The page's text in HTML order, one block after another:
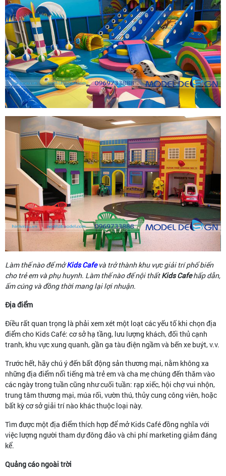
Làm thế nào để mởKids Cafevà trở thành khu vực giải trí phổ biến
cho trẻ em và phụ huynh. Làm thế nào để nội thấtKids Cafehấp dẫn,
ấm cúng và đồng thời mang lại lợi nhuận.
Địa điểm
Điều rất quan trọng là phải xem xét một loạt các yếu tố khi chọn địa
điểm cho Kids Café: cơ sở hạ tầng, lưu lượng khách, đối thủ cạnh
tranh, khu vực xung quanh, gần ga tàu điện ngầm và bến xe buýt, v.v.
Trước hết, hãy chú ý đến bất động sản thương mại, nằm không xa
những địa điểm nổi tiếng mà trẻ em và cha mẹ chúng đến thăm vào
các ngày trong tuần cũng như cuối tuần: rạp xiếc, hội chợ vui nhộn,
trung tâm thương mại, múa rối, vườn thú, thủy cung công viên, hoặc
bất kỳ cơ sở giải trí nào khác thuộc loại này.
Tìm được một địa điểm thích hợp để mở Kids Café đồng nghĩa với
việc lượng người tham dự đông đảo và chi phí marketing giảm đáng
kể.
Quảng cáo ngoài trời